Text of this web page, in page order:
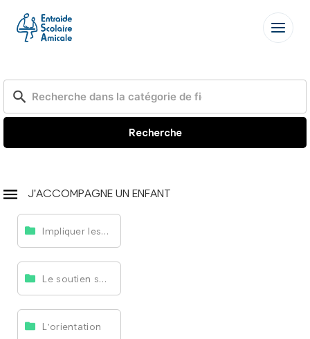
Recherche
J'ACCOMPAGNE UN ENFANT
Impliquer les parents
Le soutien scolaire
L'orientation